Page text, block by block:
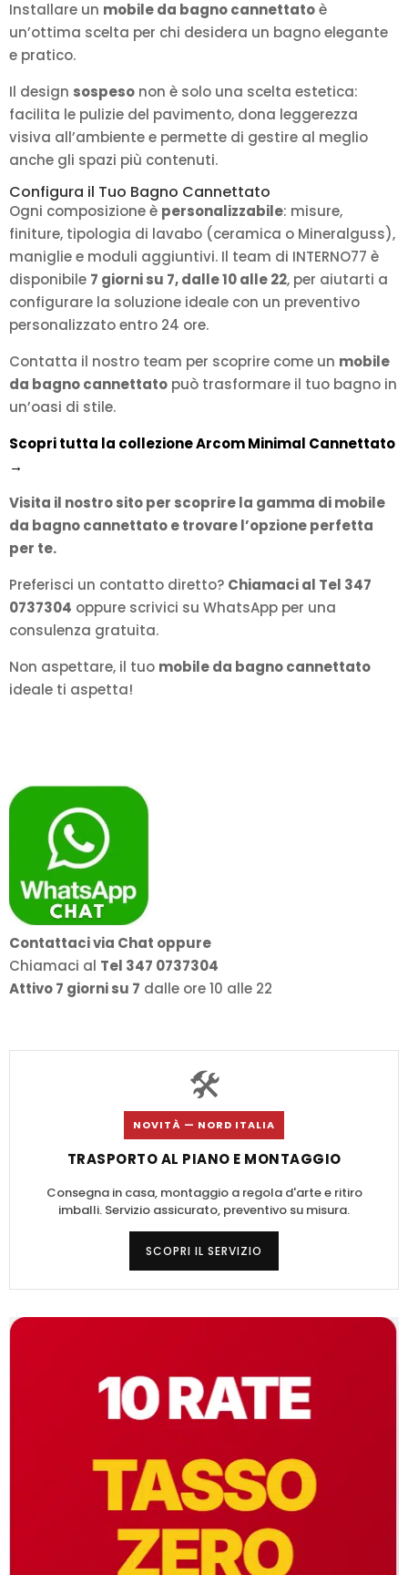
Installare un mobile da bagno cannettatoè
un’ottima scelta per chi desidera un bagno elegante
e pratico.
Il design sospeso non è solo una scelta estetica:
facilita le pulizie del pavimento, dona leggerezza
visiva all’ambiente e permette di gestire al meglio
anche gli spazi più contenuti.
Configura il Tuo Bagno Cannettato
Ogni composizione è personalizzabile: misure,
finiture, tipologia di lavabo (ceramica o Mineralguss),
maniglie e moduli aggiuntivi. Il team di INTERNO77 è
disponibile 7 giorni su 7, dalle 10 alle 22, per aiutarti a
configurare la soluzione ideale con un preventivo
personalizzato entro 24 ore.
Contatta il nostro team per scoprire come un mobile
da bagno cannettato può trasformare il tuo bagno in
un’oasi di stile.
Scopri tutta la collezione Arcom Minimal Cannettato
→
Visita il nostro sito per scoprire la gamma dimobile
da bagno cannettatoe trovare l’opzione perfetta
per te.
Preferisci un contatto diretto? Chiamaci al Tel 347
0737304 oppure scrivici su WhatsApp per una
consulenza gratuita.
Non aspettare, il tuo mobile da bagno cannettato
ideale ti aspetta!
Contattaci via Chat oppure
Chiamaci al Tel 347 0737304
Attivo 7 giorni su 7 dalle ore 10 alle 22
🛠️
NOVITÀ — NORD ITALIA
TRASPORTO AL PIANO E MONTAGGIO
Consegna in casa, montaggio a regola d'arte e ritiro
imballi. Servizio assicurato, preventivo su misura.
SCOPRI IL SERVIZIO